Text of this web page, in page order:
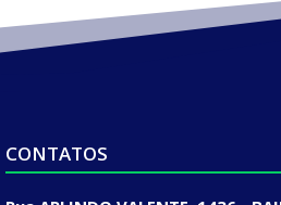
CONTATOS